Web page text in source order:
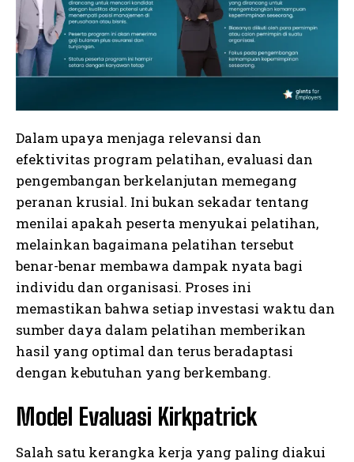
Dalam upaya menjaga relevansi dan
efektivitas program pelatihan, evaluasi dan
pengembangan berkelanjutan memegang
peranan krusial. Ini bukan sekadar tentang
menilai apakah peserta menyukai pelatihan,
melainkan bagaimana pelatihan tersebut
benar-benar membawa dampak nyata bagi
individu dan organisasi. Proses ini
memastikan bahwa setiap investasi waktu dan
sumber daya dalam pelatihan memberikan
hasil yang optimal dan terus beradaptasi
dengan kebutuhan yang berkembang.
Model Evaluasi Kirkpatrick
Salah satu kerangka kerja yang paling diakui